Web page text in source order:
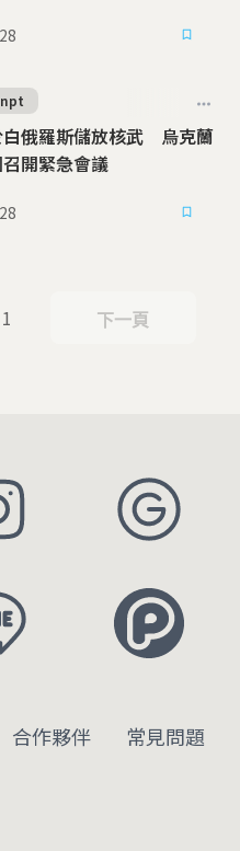
白俄羅斯儲放核武 烏克蘭
開緊急會議
npt
下一頁
下一頁
合作夥伴
常見問題